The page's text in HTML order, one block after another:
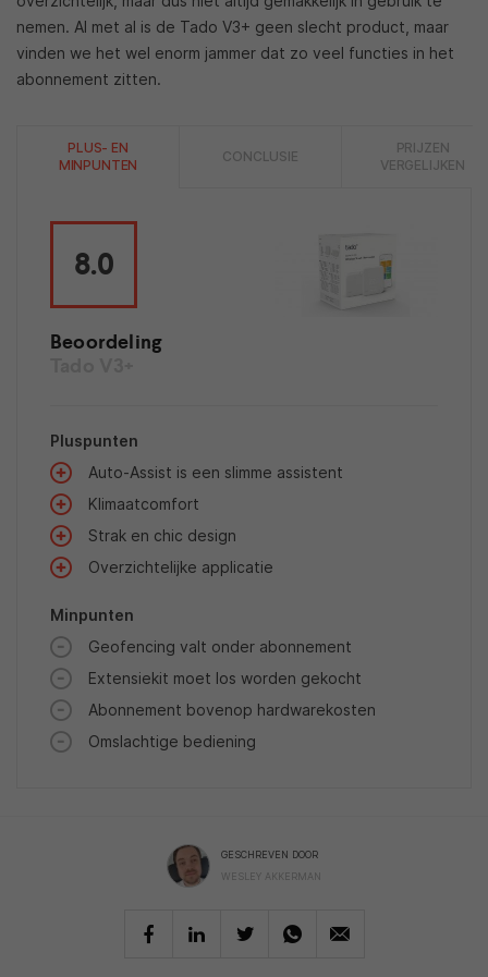
nemen. Al met al is de Tado V3+ geen slecht product, maar
vinden we het wel enorm jammer dat zo veel functies in het
abonnement zitten.
PLUS- EN
MINPUNTEN
CONCLUSIE
PRIJZEN
VERGELIJKEN
8.0
Beoordeling
Pluspunten
Auto-Assist is een slimme assistent
Klimaatcomfort
Strak en chic design
Overzichtelijke applicatie
Minpunten
Geofencing valt onder abonnement
Extensiekit moet los worden gekocht
Abonnement bovenop hardwarekosten
Omslachtige bediening
GESCHREVEN DOOR
WESLEY AKKERMAN